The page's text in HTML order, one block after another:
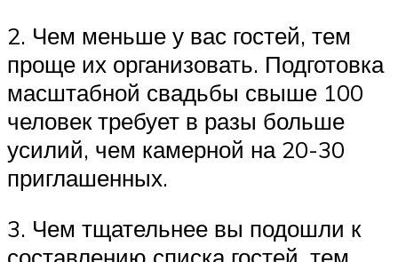
2. Чем меньше у вас гостей, тем
проще их организовать. Подготовка
масштабной свадьбы свыше 100
человек требует в разы больше
усилий, чем камерной на 20-30
приглашенных.
3. Чем тщательнее вы подошли к